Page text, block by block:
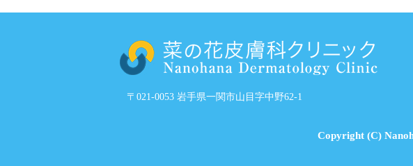
〒021-0053 岩手県一関市山目字中野62-1
Copyright (C)